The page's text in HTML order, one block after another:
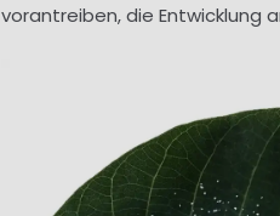
vorantreiben, die Entwicklung